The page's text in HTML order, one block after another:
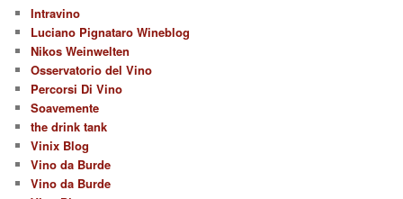
Intravino
Luciano Pignataro Wineblog
Nikos Weinwelten
Osservatorio del Vino
Percorsi Di Vino
Soavemente
the drink tank
Vinix Blog
Vino da Burde
Vino da Burde